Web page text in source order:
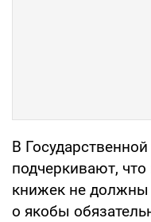
В
подчеркивают,
книжек не должны
о якобы